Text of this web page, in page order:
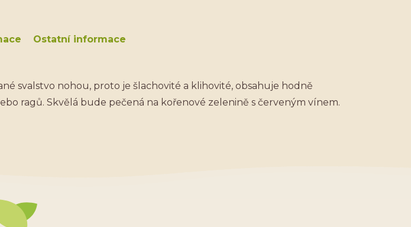
Ostatní informace
svalstvo nohou, proto je šlachovité a klihovité, obsahuje hodně
ragů. Skvělá bude pečená na kořenové zelenině s červeným vínem.